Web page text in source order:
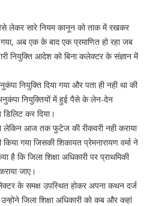
पैसे लेकर सारे नियम कानून को ताक में रखकर
अब एक के बाद एक प्रमाणित हो रहा जब
नियुक्ति आदेश को बिना कलेक्टर के संज्ञान में
नियुक्ति दिया गया और पता ही नही था की
नियुक्तियों में हुई पैसे के लेन-देन
कर दिया।
लेकिन आज तक फुटेज की रीकवरी नही कराया
किया गया जिसकी शिकायत प्रेमनारायण वर्मा ने
कि जिला शिक्षा अधिकारी पर प्राथमिकी
जाए।
के समक्ष उपस्थित होकर अपना कथन दर्ज
जिला शिक्षा अधिकारी को कब और कहां